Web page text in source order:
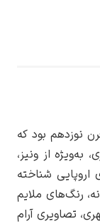
بود که
از ونیز،
شناخته
ملایم
آرام